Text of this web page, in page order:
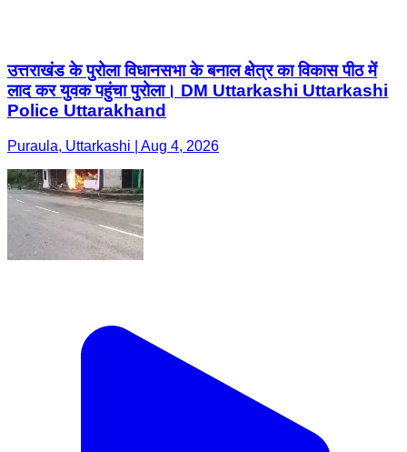
उत्तराखंड के पुरोला विधानसभा के बनाल क्षेत्र का विकास पीठ में
लाद कर युवक पहुंचा पुरोला। DM Uttarkashi Uttarkashi
Police Uttarakhand
Puraula, Uttarkashi | Aug 4, 2026